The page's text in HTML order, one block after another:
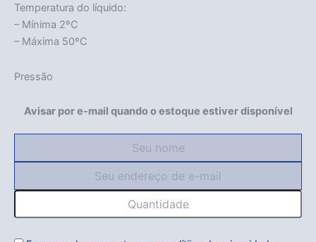
Temperatura do líquido:
– Mínima 2ºC
– Máxima 50ºC
Pressão
Avisar por e-mail quando o estoque estiver disponível